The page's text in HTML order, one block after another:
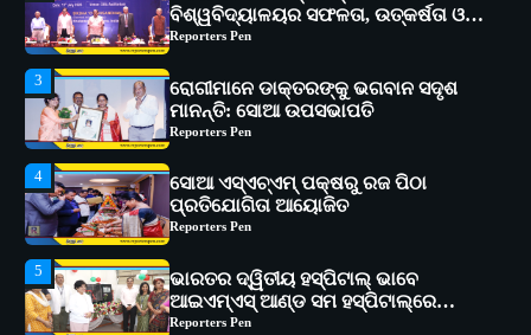
ମାନନ୍ତି: ସୋଆ ଉପସଭାପତି
Reporters Pen
4
ସୋଆ ଏସ୍‌ଏଚ୍‌ଏମ୍ ପକ୍ଷରୁ ରଜ ପିଠା
ପ୍ରତିଯୋଗିତା ଆୟୋଜିତ
Reporters Pen
5
ଭାରତର ଦ୍ୱିତୀୟ ହସ୍ପିଟାଲ୍ ଭାବେ
ଆଇଏମ୍‌ଏସ୍ ଆଣ୍ଡ ସମ ହସ୍ପିଟାଲ୍‌ରେ
ଅତ୍ୟାଧୁନିକ ଡିଜିସ୍କାନର ସ୍ଥାପନ
Reporters Pen
1
ସୋଆ ପକ୍ଷରୁ ରାୱେ କାର୍ଯ୍ୟକ୍ରମ ଅଧୀନରେ
୧୧ଟି ଗ୍ରାମରେ ୧୬ଟି କୃଷକ ପ୍ରଶିକ୍ଷଣ
କାର୍ଯ୍ୟକ୍ରମ ଆୟୋଜିତ
Reporters Pen